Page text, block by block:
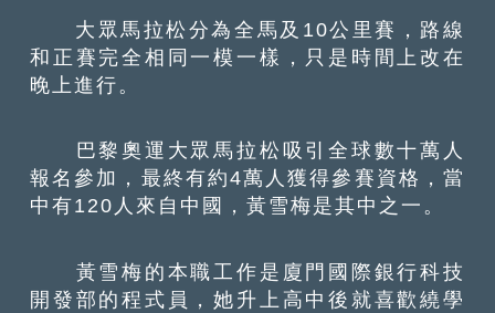
大眾馬拉松分為全馬及10公里賽，路線
和正賽完全相同一模一樣，只是時間上改在
晚上進行。
巴黎奧運大眾馬拉松吸引全球數十萬人
報名參加，最終有約4萬人獲得參賽資格，當
中有120人來自中國，黃雪梅是其中之一。
黃雪梅的本職工作是廈門國際銀行科技
開發部的程式員，她升上高中後就喜歡繞學